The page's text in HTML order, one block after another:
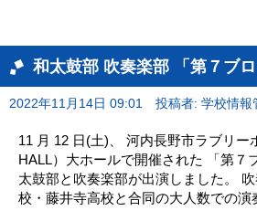
和太鼓部 吹奏楽部 「第７ブロ
2022年11月14日 09:01 投稿者: 学校情報
11 月 12 日(土)、 河内長野市ラブリー
HALL）大ホールで開催された 「第７
太鼓部と吹奏楽部が出演しました。
校・藤井寺高校と合同の大人数での演